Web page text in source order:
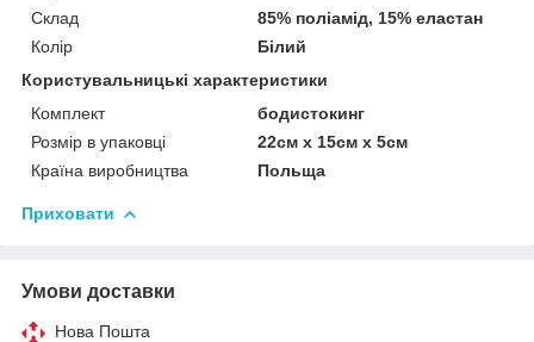
Склад
85% поліамід, 15% еластан
Колір
Білий
Користувальницькі характеристики
Комплект
бодистокинг
Розмір в упаковці
22см х 15см х 5см
Країна виробництва
Польща
Приховати
Умови доставки
Нова Пошта